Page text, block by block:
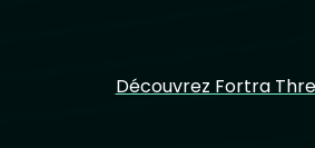
Découvrez Fortra